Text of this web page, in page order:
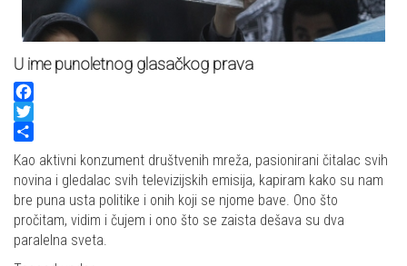
U ime punoletnog glasačkog prava
Facebook
Twitter
Share
Kao aktivni konzument društvenih mreža, pasionirani čitalac svih
novina i gledalac svih televizijskih emisija, kapiram kako su nam
bre puna usta politike i onih koji se njome bave. Ono što
pročitam, vidim i čujem i ono što se zaista dešava su dva
paralelna sveta.